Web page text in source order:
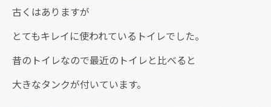
古くはありますが
とてもキレイに使われているトイレでした。
昔のトイレなので最近のトイレと比べると
大きなタンクが付いています。